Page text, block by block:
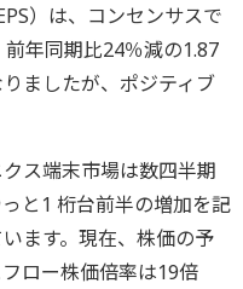
）は、コンセンサスで
年同期比24％減の1.87
ましたが、ポジティブ
ス端末市場は数四半期
と1 桁台前半の増加を記
ます。現在、株価の予
ロー株価倍率は19倍